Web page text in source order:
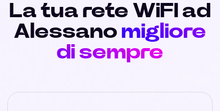
La tua rete WiFI ad
Alessano migliore
di sempre